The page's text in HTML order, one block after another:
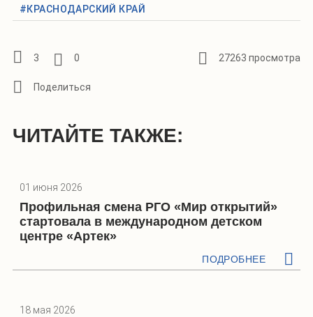
#КРАСНОДАРСКИЙ КРАЙ
3 0 27263 просмотра
ЧИТАЙТЕ ТАКЖЕ:
01 июня 2026
Профильная смена РГО «Мир открытий»
стартовала в международном детском
центре «Артек»
ПОДРОБНЕЕ
18 мая 2026